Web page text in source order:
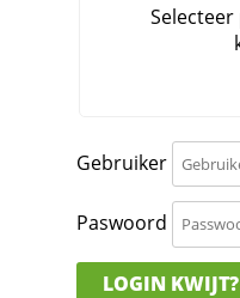
Gebruiker
Paswoord
LOGIN KWIJT?